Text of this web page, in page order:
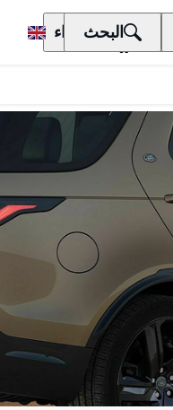
الاكتشاف الشراءالبحث